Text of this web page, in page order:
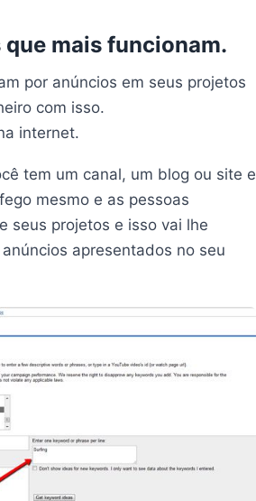
que mais funcionam.
por anúncios em seus projetos
com isso.
internet.
tem um canal, um blog ou site e
mesmo e as pessoas
seus projetos e isso vai lhe
apresentados no seu